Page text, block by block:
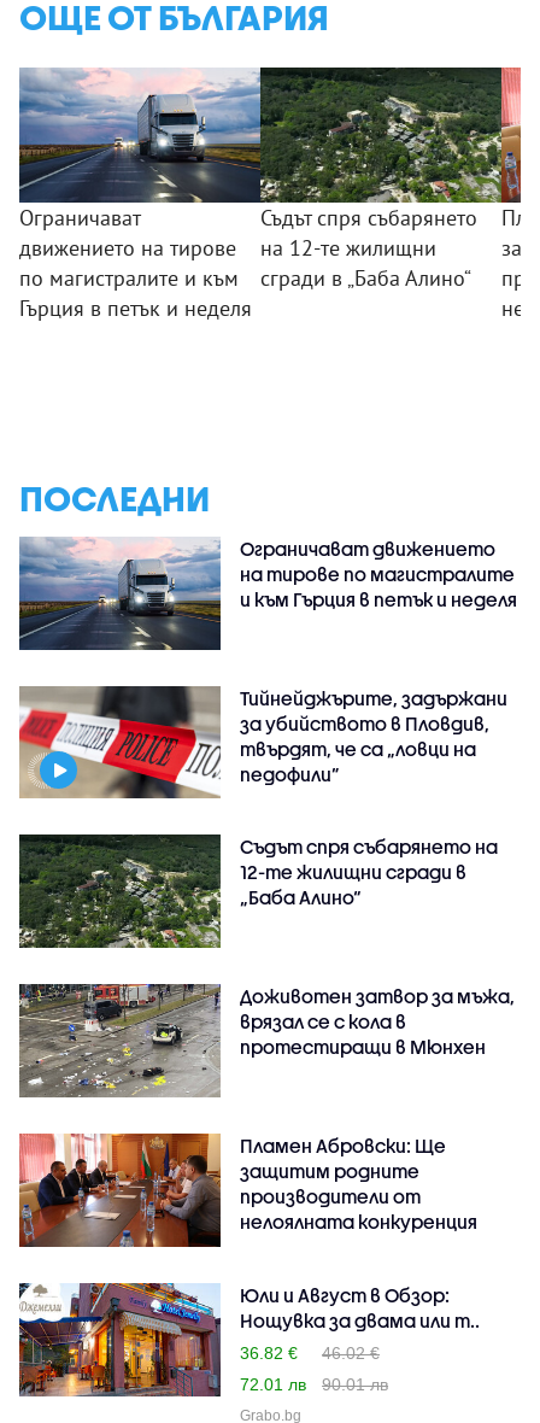
ОЩЕ ОТ БЪЛГАРИЯ
Ограничават
движението на тирове
по магистралите и към
Гърция в петък и неделя
Съдът спря събарянето
на 12-те жилищни
сгради в „Баба Алино“
ПОСЛЕДНИ
Ограничават движението
на тирове по магистралите
и към Гърция в петък и неделя
Тийнейджърите, задържани
за убийството в Пловдив,
твърдят, че са „ловци на
педофили”
Съдът спря събарянето на
12-те жилищни сгради в
„Баба Алино“
Доживотен затвор за мъжа,
врязал се с кола в
протестиращи в Мюнхен
Пламен Абровски: Ще
защитим родните
производители от
нелоялната конкуренция
Юли и Август в Обзор:
Нощувка за двама или т..
36.82 €
46.02 €
72.01 лв
90.01 лв
Grabo.bg